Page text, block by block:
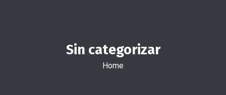
Sin categorizar
Home